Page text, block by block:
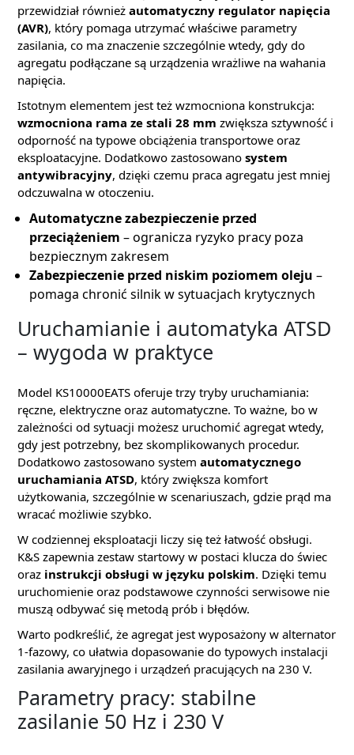
przewidział również automatyczny regulator napięcia
(AVR), który pomaga utrzymać właściwe parametry
zasilania, co ma znaczenie szczególnie wtedy, gdy do
agregatu podłączane są urządzenia wrażliwe na wahania
napięcia.
Istotnym elementem jest też wzmocniona konstrukcja:
wzmocniona rama ze stali 28 mm zwiększa sztywność i
odporność na typowe obciążenia transportowe oraz
eksploatacyjne. Dodatkowo zastosowano system
antywibracyjny, dzięki czemu praca agregatu jest mniej
odczuwalna w otoczeniu.
Automatyczne zabezpieczenie przed
przeciążeniem – ogranicza ryzyko pracy poza
bezpiecznym zakresem
Zabezpieczenie przed niskim poziomem oleju –
pomaga chronić silnik w sytuacjach krytycznych
Uruchamianie i automatyka ATSD
– wygoda w praktyce
Model KS10000EATS oferuje trzy tryby uruchamiania:
ręczne, elektryczne oraz automatyczne. To ważne, bo w
zależności od sytuacji możesz uruchomić agregat wtedy,
gdy jest potrzebny, bez skomplikowanych procedur.
Dodatkowo zastosowano system automatycznego
uruchamiania ATSD, który zwiększa komfort
użytkowania, szczególnie w scenariuszach, gdzie prąd ma
wracać możliwie szybko.
W codziennej eksploatacji liczy się też łatwość obsługi.
K&S zapewnia zestaw startowy w postaci klucza do świec
oraz instrukcji obsługi w języku polskim. Dzięki temu
uruchomienie oraz podstawowe czynności serwisowe nie
muszą odbywać się metodą prób i błędów.
Warto podkreślić, że agregat jest wyposażony w alternator
1-fazowy, co ułatwia dopasowanie do typowych instalacji
zasilania awaryjnego i urządzeń pracujących na 230 V.
Parametry pracy: stabilne
zasilanie 50 Hz i 230 V